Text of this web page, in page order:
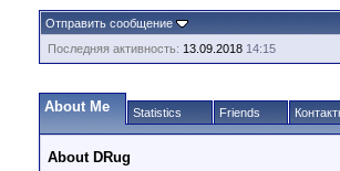
Отправить сообщение
Последняя активность: 13.09.2018 14:15
About Me Statistics Friends
About DRug